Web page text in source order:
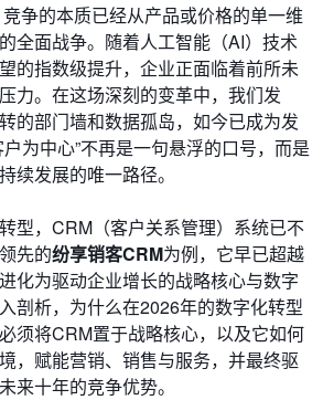
争的本质已经从产品或价格的单一维
全面战争。随着人工智能（AI）技术
的指数级提升，企业正面临着前所未
力。在这场深刻的变革中，我们发
的部门墙和数据孤岛，如今已成为发
为中心”不再是一句悬浮的口号，而是
续发展的唯一路径。
型，CRM（客户关系管理）系统已不
先的纷享销客CRM为例，它早已超越
化为驱动企业增长的战略核心与数字
剖析，为什么在2026年的数字化转型
须将CRM置于战略核心，以及它如何
，赋能营销、销售与服务，并最终驱
来十年的竞争优势。